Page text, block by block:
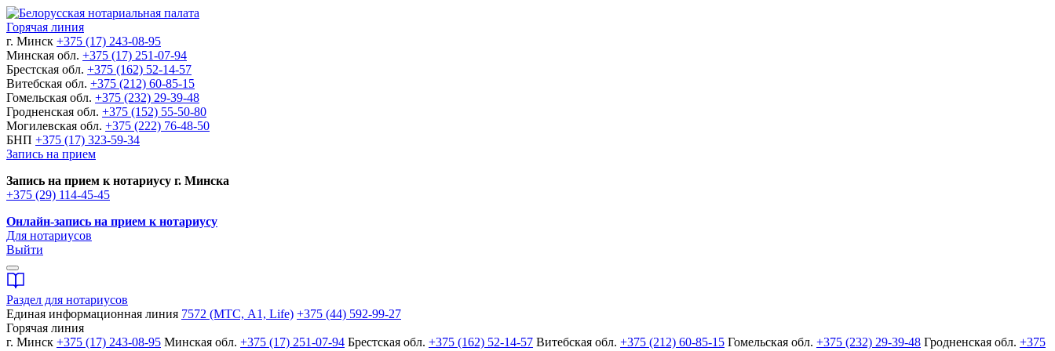
Горячая линия
г. Минск +375 (17) 243-08-95
Минская обл. +375 (17) 251-07-94
Брестская обл. +375 (162) 52-14-57
Витебская обл. +375 (212) 60-85-15
Гомельская обл. +375 (232) 29-39-48
Гродненская обл. +375 (152) 55-50-80
Могилевская обл. +375 (222) 76-48-50
БНП +375 (17) 323-59-34
Запись на прием
Запись на прием к нотариусу г. Минска
+375 (29) 114-45-45
Онлайн-запись на прием к нотариусу
Для нотариусов
Выйти
Раздел для нотариусов
Единая информационная линия 7572 (МТС, A1, Life) +375 (44) 592-99-27
Горячая линия
г. Минск +375 (17) 243-08-95 Минская обл. +375 (17) 251-07-94 Брестская обл. +375 (162) 52-14-57 Витебская обл. +375 (212) 60-85-15 Гомельская обл. +375 (232) 29-39-48 Гродненская обл. +375